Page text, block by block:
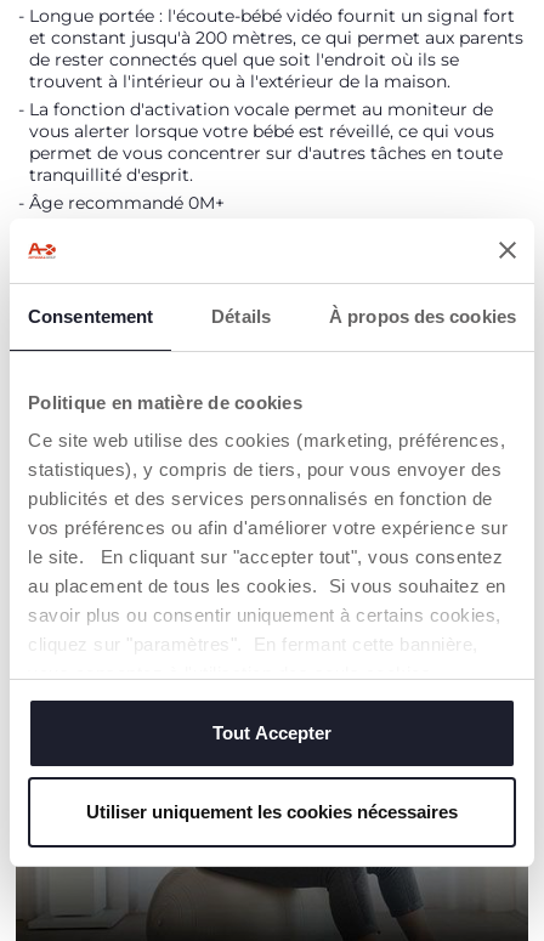
Consentement Détails À propos des cookies
Politique en matière de cookies
Ce site web utilise des cookies (marketing, préférences,
statistiques), y compris de tiers, pour vous envoyer des
publicités et des services personnalisés en fonction de
vos préférences ou afin d'améliorer votre expérience sur
le site. En cliquant sur "accepter tout", vous consentez
au placement de tous les cookies. Si vous souhaitez en
savoir plus ou consentir uniquement à certains cookies,
cliquez sur "paramètres". En fermant cette bannière,
techniques, qui sont essentiels au service demandé.
Tout Accepter
Utiliser uniquement les cookies nécessaires
Longue portée : l'écoute-bébé vidéo fournit un signal fort
et constant jusqu'à 200 mètres, ce qui permet aux parents
de rester connectés quel que soit l'endroit où ils se
trouvent à l'intérieur ou à l'extérieur de la maison.
La fonction d'activation vocale permet au moniteur de
vous alerter lorsque votre bébé est réveillé, ce qui vous
permet de vous concentrer sur d'autres tâches en toute
tranquillité d'esprit.
Âge recommandé 0M+
AVERTISSEMENTS ET INSTRUCTIONS
Trouver un Revendeur
NOS RECOMMANDATIONS